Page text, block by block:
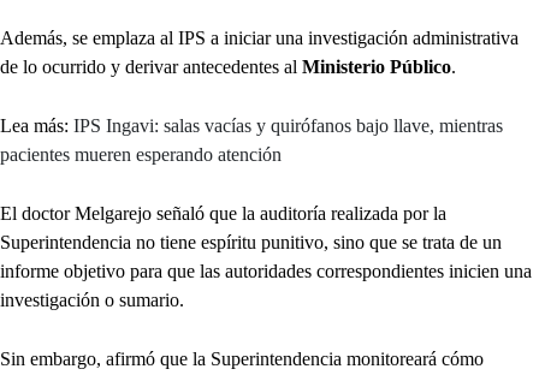
Además, se emplaza al IPS a iniciar una investigación administrativa
de lo ocurrido y derivar antecedentes al Ministerio Público.
Lea más: IPS Ingavi: salas vacías y quirófanos bajo llave, mientras
pacientes mueren esperando atención
El doctor Melgarejo señaló que la auditoría realizada por la
Superintendencia no tiene espíritu punitivo, sino que se trata de un
informe objetivo para que las autoridades correspondientes inicien una
investigación o sumario.
Sin embargo, afirmó que la Superintendencia monitoreará cómo